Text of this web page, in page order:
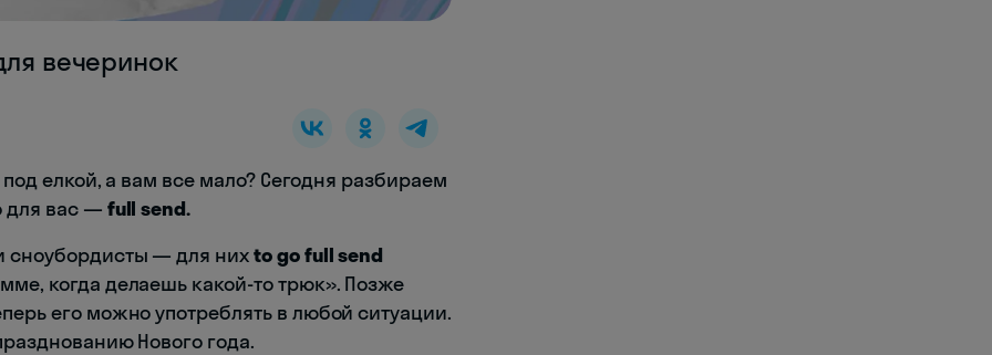
вечеринок
елкой, а вам все мало? Сегодня разбираем
для вас — full send.
сноубордисты — для нихto go full send
когда делаешь какой-то трюк». Позже
его можно употреблять в любой ситуации.
Нового года.